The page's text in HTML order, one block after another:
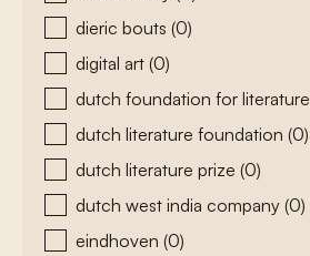
dieric bouts (0)
digital art (0)
dutch foundation for literature
dutch literature foundation (0)
dutch literature prize (0)
dutch west india company (0)
eindhoven (0)